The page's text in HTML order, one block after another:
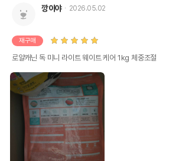
깡이야 2026.05.02
재구매
로얄캐닌 독 미니 라이트 웨이트 케어 1kg 체중조절